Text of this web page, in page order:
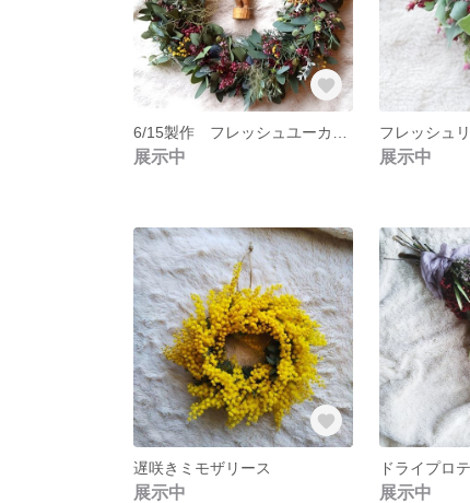
展示中
フレッシュ
展示中
遅咲きミモザリース
展示中 展示中